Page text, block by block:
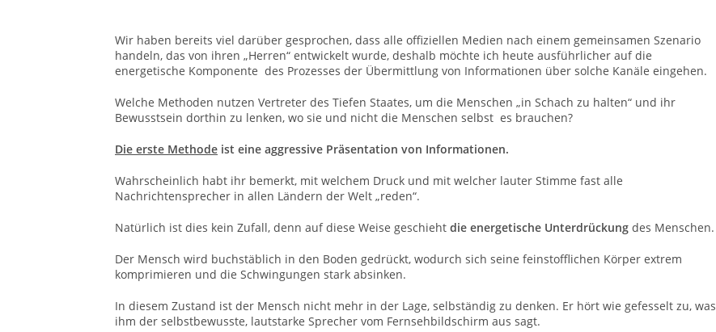
Wir haben bereits viel darüber gesprochen, dass alle offiziellen Medien nach einem gemeinsamen Szenario
handeln, das von ihren „Herren“ entwickelt wurde, deshalb möchte ich heute ausführlicher auf die
energetische Komponente des Prozesses der Übermittlung von Informationen über solche Kanäle eingehen.
Welche Methoden nutzen Vertreter des Tiefen Staates, um die Menschen „in Schach zu halten“ und ihr
Bewusstsein dorthin zu lenken, wo sie und nicht die Menschen selbst es brauchen?
Die erste Methode ist eine aggressive Präsentation von Informationen.
Wahrscheinlich habt ihr bemerkt, mit welchem Druck und mit welcher lauter Stimme fast alle
Nachrichtensprecher in allen Ländern der Welt „reden“.
Natürlich ist dies kein Zufall, denn auf diese Weise geschieht die energetische Unterdrückung des Menschen.
Der Mensch wird buchstäblich in den Boden gedrückt, wodurch sich seine feinstofflichen Körper extrem
komprimieren und die Schwingungen stark absinken.
In diesem Zustand ist der Mensch nicht mehr in der Lage, selbständig zu denken. Er hört wie gefesselt zu, was
ihm der selbstbewusste, lautstarke Sprecher vom Fernsehbildschirm aus sagt.